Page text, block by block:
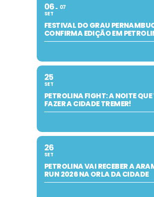
06
SET
07
FESTIVAL DO GRAU
CONFIRMA EDIÇÃO EM
25
SET
PETROLINA FIGHT: A NOITE
FAZER A CIDADE TREMER!
26
SET
PETROLINA VAI RECEBER A
RUN 2026 NA ORLA DA CIDADE